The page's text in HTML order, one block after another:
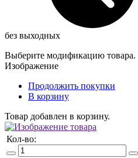
без выходных
Выберите модификацию товара.
Изображение
Продолжить покупки
В корзину
Товар добавлен в корзину.
Кол-во: